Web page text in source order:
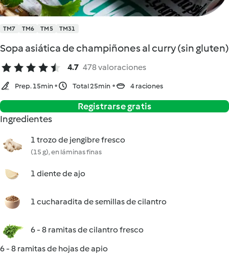
TM7 TM6 TM5 TM31
Sopa asiática de champiñones al curry (sin gluten)
4.7 478 valoraciones
Prep. 15min Total 25min 4 raciones
Registrarse gratis
Ingredientes
1 trozo de jengibre fresco
(15 g), en láminas finas
1 diente de ajo
1 cucharadita de semillas de cilantro
6 - 8 ramitas de cilantro fresco
6 - 8 ramitas de hojas de apio